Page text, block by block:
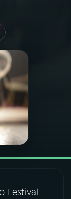
Festival